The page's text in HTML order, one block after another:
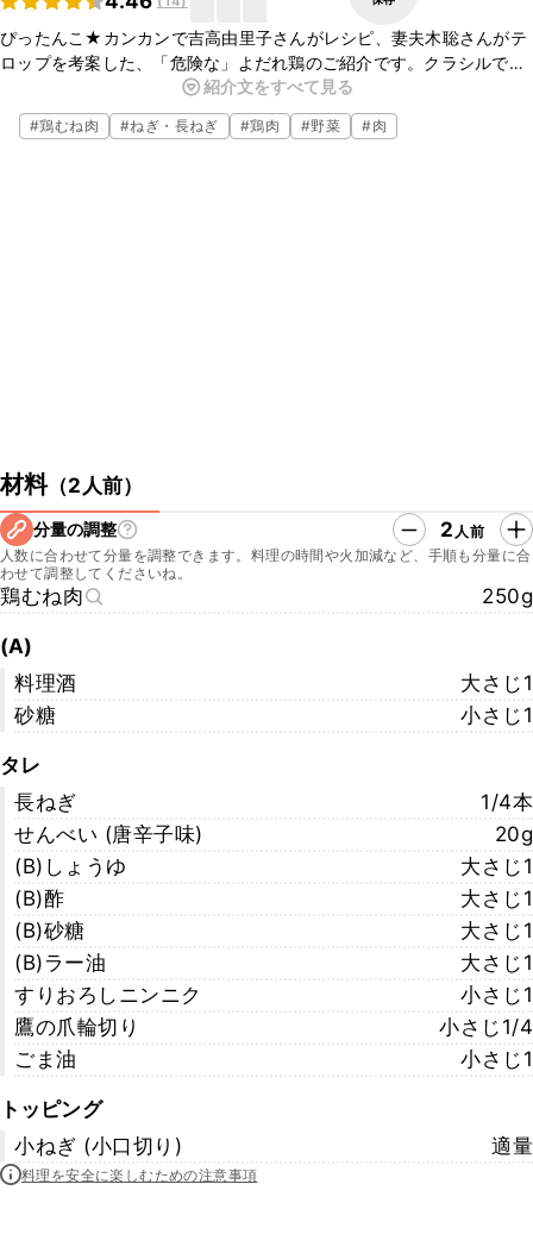
ぴったんこ★カンカンで吉高由里子さんがレシピ、妻夫木聡さんがテ
ロップを考案した、「危険な」よだれ鶏のご紹介です。クラシルで人
気のレンジで作れるよだれ鶏のタレを鷹の爪輪切りと唐辛子味のせん
べいを使用して吉高由里子さんが辛い味つけにアレンジしました。せ
んべいの食感もアクセントになっています。お酒のおつまみにぴった
紹介文をすべて見る
#鶏むね肉 #ねぎ・長ねぎ #鶏肉 #野菜 #肉
材料（2人前）
分量の調整 2 人前
人数に合わせて分量を調整できます。料理の時間や火加減など、手順も分量に合
わせて調整してくださいね。
鶏むね肉 250g
(A)
料理酒
大さじ1
砂糖
小さじ1
タレ
長ねぎ
1/4本
せんべい (唐辛子味)
20g
(B)しょうゆ
大さじ1
(B)酢
大さじ1
(B)砂糖
大さじ1
(B)ラー油
大さじ1
すりおろしニンニク
小さじ1
鷹の爪輪切り
小さじ1/4
ごま油
小さじ1
トッピング
小ねぎ (小口切り)
適量
料理を安全に楽しむための注意事項